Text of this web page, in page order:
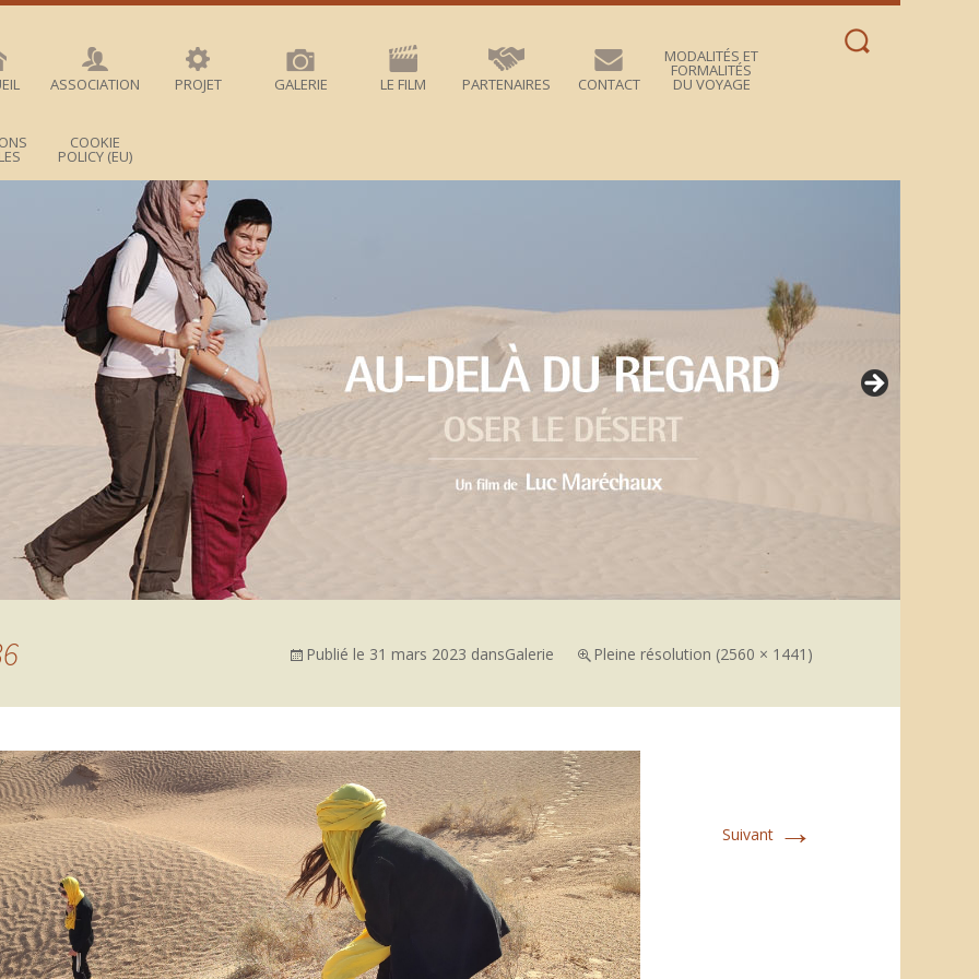
ASSOCIATION PROJET GALERIE LE FILM PARTENAIRES CONTACT
MODALITÉS ET
FORMALITÉS
DU VOYAGE
COOKIE
POLICY (EU)
Rechercher :
Publié le 31 mars 2023 dansGalerie Pleine résolution (2560 × 1441)
Suivant →